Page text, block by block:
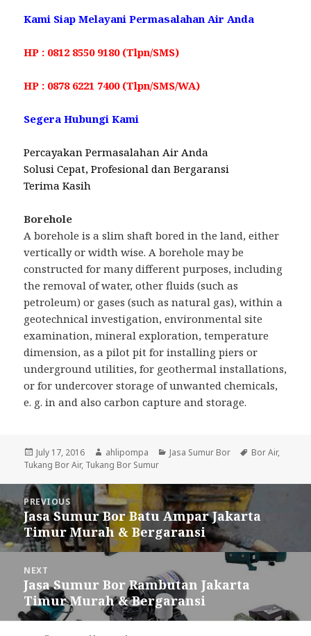
Kami Siap Melayani Permasalahan Air Anda
HP : 0812 8550 9180 (Tlpn/SMS)
HP : 0878 6221 7400 (Tlpn/SMS/WA)
Segera Hubungi Kami
Percayakan Permasalahan Air Anda
Solusi Cepat, Profesional dan Bergaransi
Terima Kasih
Borehole
A borehole is a slim shaft bored in the land, either
vertically or width wise. A borehole may be
constructed for many different purposes, including
the removal of water, other fluids (such as
petroleum) or gases (such as natural gas), within a
geotechnical investigation, environmental site
examination, mineral exploration, temperature
dimension, as a pilot pit for installing piers or
underground utilities, for geothermal installations,
or for undercover storage of unwanted chemicals,
e. g. in and also carbon capture and storage.
Posted
on
July 17, 2016 Author
ahlipompa Categories
Jasa Sumur Bor Tags
Bor Air,
Tukang Bor Air, Tukang Bor Sumur
Post
navigation
PREVIOUS
Previous
post:
Jasa Sumur Bor Batu Ampar Jakarta
Timur Murah & Bergaransi
NEXT
Next
post:
Jasa Sumur Bor Rambutan Jakarta
Timur Murah & Bergaransi